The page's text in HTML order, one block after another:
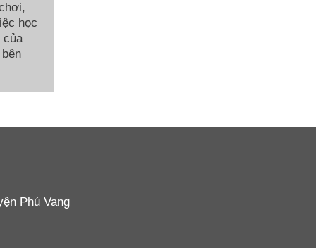
học
của
Phú Vang